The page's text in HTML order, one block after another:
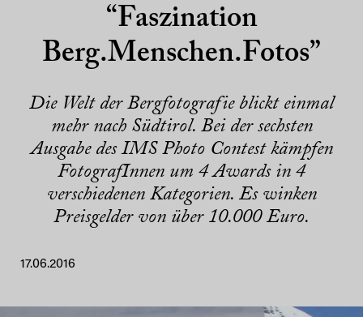
“Faszination
Berg.Menschen.Fotos”
Die Welt der Bergfotografie blickt einmal
mehr nach Südtirol. Bei der sechsten
Ausgabe des IMS Photo Contest kämpfen
FotografInnen um 4 Awards in 4
verschiedenen Kategorien. Es winken
Preisgelder von über 10.000 Euro.
17.06.2016